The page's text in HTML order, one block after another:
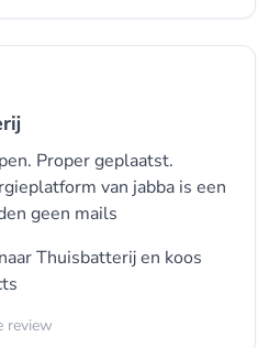
Proper geplaatst.
van jabba is een
geen mails
Thuisbatterij en koos
review